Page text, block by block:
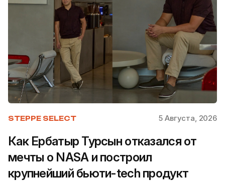
STEPPE SELECT 5 Августа, 2026
Как Ербатыр Турсын отказался от
мечты о NASA и построил
крупнейший бьюти-tech продукт